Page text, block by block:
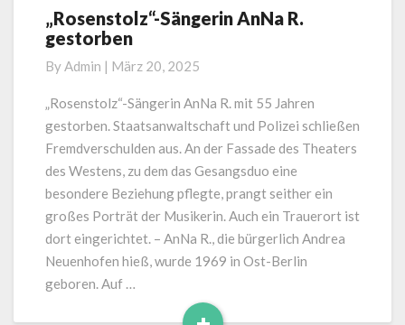
„Rosenstolz“-
Sängerin
R.
gestorben
„Rosenstolz“-Sängerin AnNa R.
gestorben
By Admin | März 20, 2025
„Rosenstolz“-Sängerin AnNa R. mit 55 Jahren
gestorben. Staatsanwaltschaft und Polizei schließen
Fremdverschulden aus. An der Fassade des Theaters
des Westens, zu dem das Gesangsduo eine
besondere Beziehung pflegte, prangt seither ein
großes Porträt der Musikerin. Auch ein Trauerort ist
dort eingerichtet. – AnNa R., die bürgerlich Andrea
Neuenhofen hieß, wurde 1969 in Ost-Berlin
geboren. Auf …